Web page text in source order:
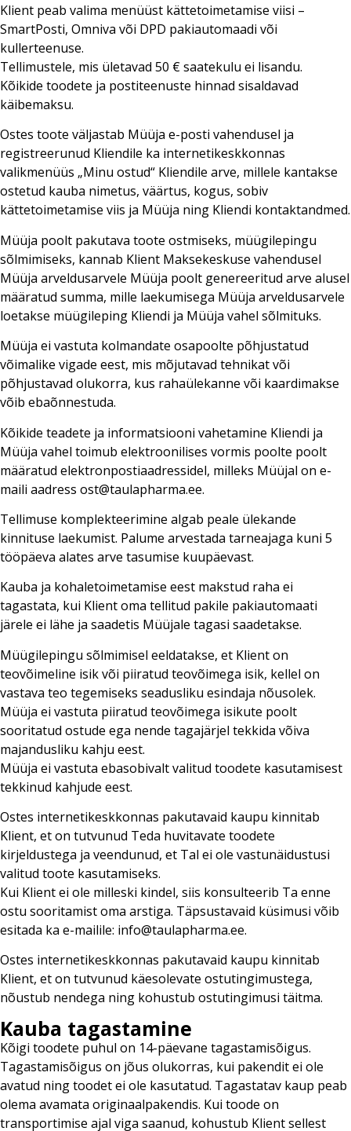
Klient peab valima menüüst kättetoimetamise viisi –
SmartPosti, Omniva või DPD pakiautomaadi või
kullerteenuse.
Tellimustele, mis ületavad 50 € saatekulu ei lisandu.
Kõikide toodete ja postiteenuste hinnad sisaldavad
käibemaksu.
Ostes toote väljastab Müüja e-posti vahendusel ja
registreerunud Kliendile ka internetikeskkonnas
valikmenüüs „Minu ostud“ Kliendile arve, millele kantakse
ostetud kauba nimetus, väärtus, kogus, sobiv
kättetoimetamise viis ja Müüja ning Kliendi kontaktandmed.
Müüja poolt pakutava toote ostmiseks, müügilepingu
sõlmimiseks, kannab Klient Maksekeskuse vahendusel
Müüja arveldusarvele Müüja poolt genereeritud arve alusel
määratud summa, mille laekumisega Müüja arveldusarvele
loetakse müügileping Kliendi ja Müüja vahel sõlmituks.
Müüja ei vastuta kolmandate osapoolte põhjustatud
võimalike vigade eest, mis mõjutavad tehnikat või
põhjustavad olukorra, kus rahaülekanne või kaardimakse
võib ebaõnnestuda.
Kõikide teadete ja informatsiooni vahetamine Kliendi ja
Müüja vahel toimub elektroonilises vormis poolte poolt
määratud elektronpostiaadressidel, milleks Müüjal on e-
maili aadress ost@taulapharma.ee.
Tellimuse komplekteerimine algab peale ülekande
kinnituse laekumist. Palume arvestada tarneajaga kuni 5
tööpäeva alates arve tasumise kuupäevast.
Kauba ja kohaletoimetamise eest makstud raha ei
tagastata, kui Klient oma tellitud pakile pakiautomaati
järele ei lähe ja saadetis Müüjale tagasi saadetakse.
Müügilepingu sõlmimisel eeldatakse, et Klient on
teovõimeline isik või piiratud teovõimega isik, kellel on
vastava teo tegemiseks seadusliku esindaja nõusolek.
Müüja ei vastuta piiratud teovõimega isikute poolt
sooritatud ostude ega nende tagajärjel tekkida võiva
majandusliku kahju eest.
Müüja ei vastuta ebasobivalt valitud toodete kasutamisest
tekkinud kahjude eest.
Ostes internetikeskkonnas pakutavaid kaupu kinnitab
Klient, et on tutvunud Teda huvitavate toodete
kirjeldustega ja veendunud, et Tal ei ole vastunäidustusi
valitud toote kasutamiseks.
Kui Klient ei ole milleski kindel, siis konsulteerib Ta enne
ostu sooritamist oma arstiga. Täpsustavaid küsimusi võib
esitada ka e-mailile: info@taulapharma.ee.
Ostes internetikeskkonnas pakutavaid kaupu kinnitab
Klient, et on tutvunud käesolevate ostutingimustega,
nõustub nendega ning kohustub ostutingimusi täitma.
Kauba tagastamine
Kõigi toodete puhul on 14-päevane tagastamisõigus.
Tagastamisõigus on jõus olukorras, kui pakendit ei ole
avatud ning toodet ei ole kasutatud. Tagastatav kaup peab
olema avamata originaalpakendis. Kui toode on
transportimise ajal viga saanud, kohustub Klient sellest